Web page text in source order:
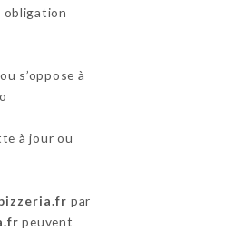
obligation
s’oppose à
à jour ou
par
peuvent